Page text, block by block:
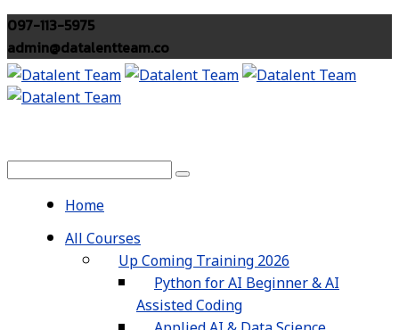
097-113-5975
admin@datalentteam.co
Home
All Courses
Up Coming Training 2026
Python for AI Beginner & AI
Assisted Coding